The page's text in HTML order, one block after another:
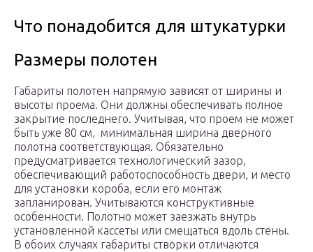
Что понадобится для штукатурки
Размеры полотен
Габариты полотен напрямую зависят от ширины и
высоты проема. Они должны обеспечивать полное
закрытие последнего. Учитывая, что проем не может
быть уже 80 см, минимальная ширина дверного
полотна соответствующая. Обязательно
предусматривается технологический зазор,
обеспечивающий работоспособность двери, и место
для установки короба, если его монтаж
запланирован. Учитываются конструктивные
особенности. Полотно может заезжать внутрь
установленной кассеты или смещаться вдоль стены.
В обоих случаях габариты створки отличаются